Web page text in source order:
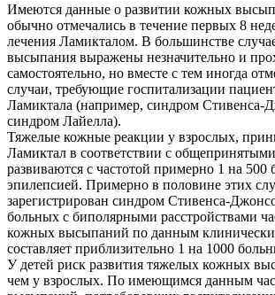
Имеются данные о развитии кожных
обычно отмечались в течение первых 8
лечения Ламикталом. В большинстве
высыпания выражены незначительно и
самостоятельно, но вместе с тем иногда
случаи, требующие госпитализации
Ламиктала (например, синдром Стивенса-
синдром Лайелла).
Тяжелые кожные реакции у взрослых,
Ламиктал в соответствии с
развиваются с частотой примерно 1 на 500
эпилепсией. Примерно в половине этих
зарегистрирован синдром Стивенса-
больных с биполярными расстройствами
кожных высыпаний по данным
составляет приблизительно 1 на 1000
У детей риск развития тяжелых кожных
чем у взрослых. По имеющимся данным